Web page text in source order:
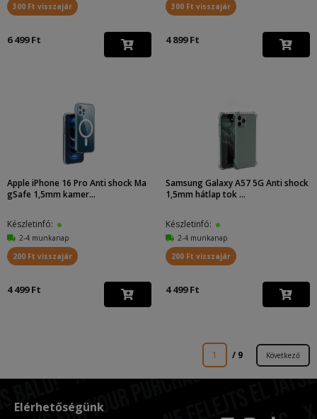
300 Ft visszajár
6 499 Ft
300 Ft visszajár
4 899 Ft
Apple iPhone 16 Pro Anti shock Ma
gSafe 1,5mm kamer...
Készletinfó:
2-4 munkanap
200 Ft visszajár
4 499 Ft
Samsung Galaxy A57 5G Anti shock
1,5mm hátlap tok ...
Készletinfó:
2-4 munkanap
200 Ft visszajár
4 499 Ft
1 / 9 Következő
Elérhetőségünk